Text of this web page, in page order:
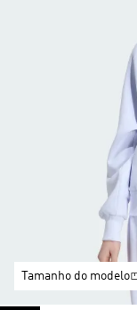
Tamanho do modelo